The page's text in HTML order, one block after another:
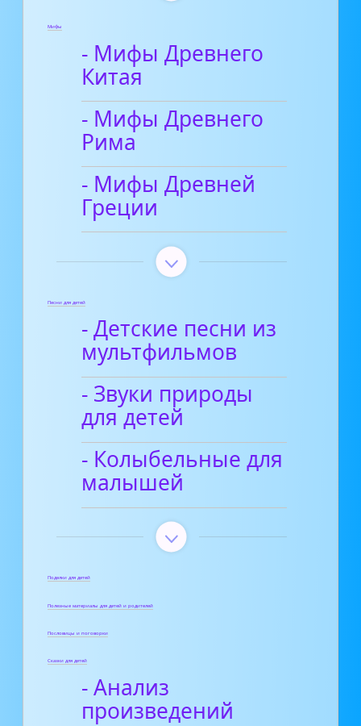
Мифы
- Мифы Древнего
Китая
- Мифы Древнего
Рима
- Мифы Древней
Греции
Песни для детей
- Детские песни из
мультфильмов
- Звуки природы
для детей
- Колыбельные для
малышей
Поделки для детей
Полезные материалы для детей и родителей
Пословицы и поговорки
Сказки для детей
- Анализ
произведений